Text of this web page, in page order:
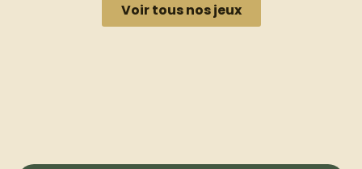
Voir tous nos jeux